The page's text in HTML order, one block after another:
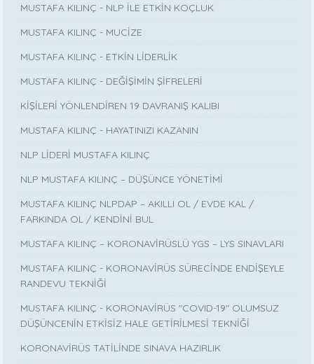
MUSTAFA KILINÇ - NLP İLE ETKİN KOÇLUK
MUSTAFA KILINÇ - MUCİZE
MUSTAFA KILINÇ - ETKİN LİDERLİK
MUSTAFA KILINÇ - DEĞİŞİMİN ŞİFRELERİ
KİŞİLERİ YÖNLENDİREN 19 DAVRANIŞ KALIBI
MUSTAFA KILINÇ - HAYATINIZI KAZANIN
NLP LİDERİ MUSTAFA KILINÇ
NLP MUSTAFA KILINÇ – DÜŞÜNCE YÖNETİMİ
MUSTAFA KILINÇ NLPDAP – AKILLI OL / EVDE KAL /
FARKINDA OL / KENDİNİ BUL
MUSTAFA KILINÇ – KORONAVİRÜSLÜ YGS – LYS SINAVLARI
MUSTAFA KILINÇ - KORONAVİRÜS SÜRECİNDE ENDİŞEYLE
RANDEVU TEKNİĞİ
MUSTAFA KILINÇ - KORONAVİRÜS "COVID-19" OLUMSUZ
DÜŞÜNCENİN ETKİSİZ HALE GETİRİLMESİ TEKNİĞİ
KORONAVİRÜS TATİLİNDE SINAVA HAZIRLIK